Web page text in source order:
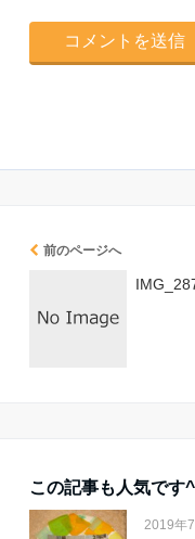
前のページへ
この記事も人気です
2019年